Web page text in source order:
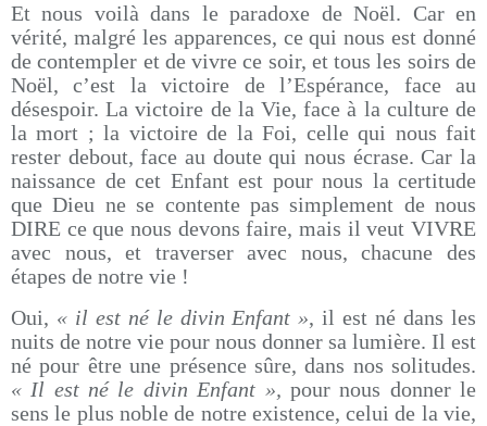
Et nous voilà dans le paradoxe de Noël. Car en
vérité, malgré les apparences, ce qui nous est donné
de contempler et de vivre ce soir, et tous les soirs de
Noël, c’est la victoire de l’Espérance, face au
désespoir. La victoire de la Vie, face à la culture de
la mort ; la victoire de la Foi, celle qui nous fait
rester debout, face au doute qui nous écrase. Car la
naissance de cet Enfant est pour nous la certitude
que Dieu ne se contente pas simplement de nous
DIRE ce que nous devons faire, mais il veut VIVRE
avec nous, et traverser avec nous, chacune des
étapes de notre vie !
Oui, « il est né le divin Enfant », il est né dans les
nuits de notre vie pour nous donner sa lumière. Il est
né pour être une présence sûre, dans nos solitudes.
« Il est né le divin Enfant », pour nous donner le
sens le plus noble de notre existence, celui de la vie,